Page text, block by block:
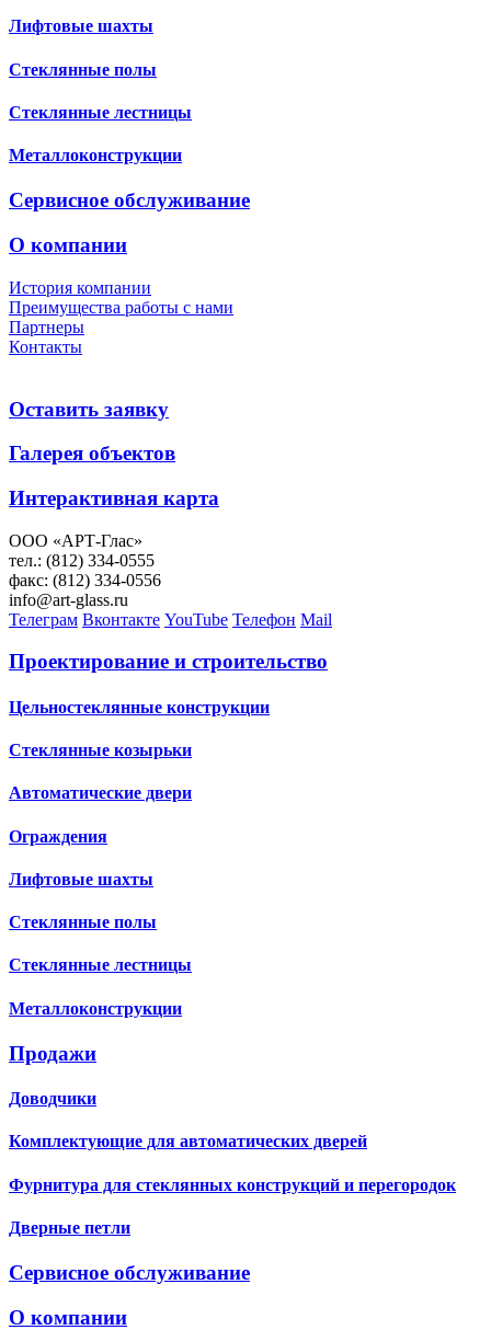
Лифтовые шахты
Стеклянные полы
Стеклянные лестницы
Металлоконструкции
Сервисное обслуживание
О компании
История компании
Преимущества работы с нами
Партнеры
Контакты
Оставить заявку
Галерея объектов
Интерактивная карта
ООО «АРТ-Глас»
тел.: (812) 334-0555
факс: (812) 334-0556
info@art-glass.ru
Телеграм Вконтакте YouTube Телефон Mail
Проектирование и строительство
Цельностеклянные конструкции
Стеклянные козырьки
Автоматические двери
Ограждения
Лифтовые шахты
Стеклянные полы
Стеклянные лестницы
Металлоконструкции
Продажи
Доводчики
Комплектующие для автоматических дверей
Фурнитура для стеклянных конструкций и перегородок
Дверные петли
Сервисное обслуживание
О компании